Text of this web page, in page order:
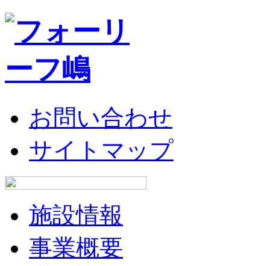
お問い合わせ
サイトマップ
施設情報
事業概要